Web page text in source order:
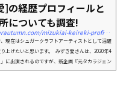
の経歴プロフィールと
についても調査!
https://www.springsummerautumn.com/mizukiai-keireki-profile-4425
現在はシュガークラフトアーティストとして活躍
上げたいと思います。 みずき愛さんは、2020年4
に出演されるのですが、新企画『元タカラジェン